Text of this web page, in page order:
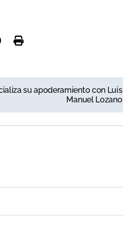
su apoderamiento con Luis
Manuel Lozano